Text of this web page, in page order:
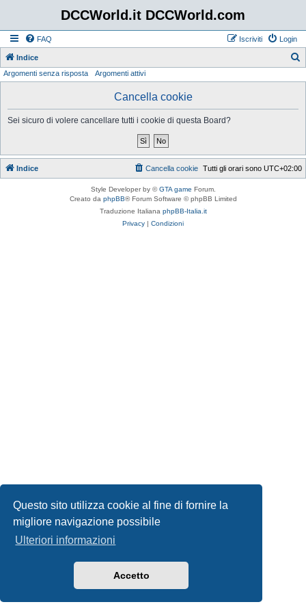
Questo sito utilizza cookie al fine di fornire la
migliore navigazione possibile
Ulteriori informazioni
Accetto
DCCWorld.it DCCWorld.com
FAQ Login
Iscriviti
Indice
Argomenti senza risposta Argomenti attivi
Cancella cookie
Sei sicuro di volere cancellare tutti i cookie di questa Board?
Indice Tutti gli orari sono UTC+02:00
Cancella cookie
Style Developer by ©GTA game Forum.
Creato da phpBB® Forum Software © phpBB Limited
Traduzione Italiana phpBB-Italia.it
Privacy | Condizioni